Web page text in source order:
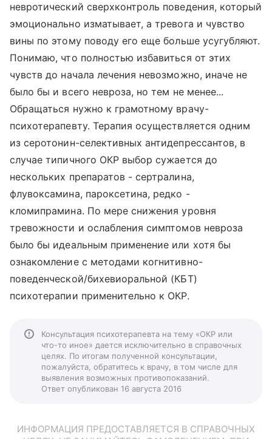
невротический сверхконтроль поведения, который
эмоционально изматывает, а тревога и чувство
вины по этому поводу его еще больше усугубляют.
Понимаю, что полностью избавиться от этих
чувств до начала лечения невозможно, иначе не
было бы и всего невроза, но тем не менее...
Обращаться нужно к грамотному врачу-
психотерапевту. Терапия осуществляется одним
из серотонин-селективных антидепрессантов, в
случае типичного ОКР выбор сужается до
нескольких препаратов - сертралина,
флувоксамина, пароксетина, редко -
кломипрамина. По мере снижения уровня
тревожности и ослабления симптомов невроза
было бы идеальным применение или хотя бы
ознакомление с методами когнитивно-
поведенческой/бихевиоральной (КБТ)
психотерапии применительно к ОКР.
Консультация психотерапевта на тему «ОКР или
что-то иное» дается исключительно в справочных
целях. По итогам полученной консультации,
пожалуйста, обратитесь к врачу, в том числе для
выявления возможных противопоказаний.
Ответ опубликован 16 августа 2016
ИНФОРМАЦИЯ ПРЕДОСТАВЛЯЕТСЯ В СПРАВОЧНЫХ